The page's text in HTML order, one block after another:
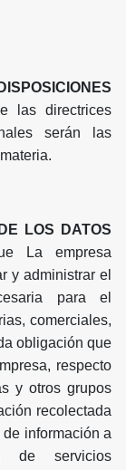
las directrices
serán las
LOS DATOS
La empresa
y administrar el
para el
comerciales,
obligación que
respecto
y otros grupos
recolectada
información a
de servicios